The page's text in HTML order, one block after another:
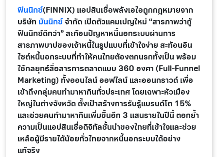
ฟินนิกซ์(FINNIX) แอปสินเชื่อพลังเอไอถูกกฎหมายจาก
บริษัท มันนิกซ์จำกัด เปิดตัวแคมเปญใหม่ “สารภาพว่ากู้
ฟินนิกซ์ดีกว่า” สะท้อนปัญหาหนี้นอกระบบผ่านการ
สารภาพบาปของเจ้าหนี้ในรูปแบบที่เข้าใจง่าย สะท้อนอิน
ไซต์หนี้นอกระบบที่ทำให้คนไทยต้องตกนรกทั้งเป็น พร้อม
ใช้กลยุทธ์สื่อสารการตลาดแบบ 360 องศา (Full-Funnel
Marketing) ทั้งออนไลน์ ออฟไลน์ และออนกราวด์ เพื่อ
เข้าถึงกลุ่มคนทำมาหากินทั่วประเทศ โดยเฉพาะหัวเมือง
ใหญ่ในต่างจังหวัด ตั้งเป้าสร้างการรับรู้แบรนด์โต 15%
และช่วยคนทำมาหากินเพิ่มขึ้นอีก 3 แสนรายในปีนี้ ตอกย้ำ
ความเป็นแอปสินเชื่อดิจิทัลชั้นนำของไทยที่เข้าใจและช่วย
เหลือผู้มีรายได้น้อยทั่วไทยจากหนี้นอกระบบได้อย่าง
แท้จริง